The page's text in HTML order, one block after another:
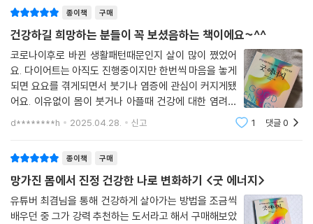
큰 차이가 있다. 세포가 해야 하는 일의 종류와 그 일을 하는 데 필요한 에
드리아만 있다.
--- 「ATP, 생명을 위해 지불하는 에너지 화폐」 중에서
우리가 햇빛으로 만들어진다는 말은 비유가 아니다. 우리가 음식으로 섭취
하는 거의 모든 에너지는 태양에서 직접적으로 나온다. 우리 대부분에게
광합성은 중학교 때 배웠다가 금방 잊어버린 용어다. 하지만 이 기적적인
이동하여 전달된 에너지는 식물에서 생성된 포도당 분자의 화학적 결합 속
에 저장된다. 육식 위주의 식단을 고수하더라도 우리가 먹는 많은 동물은
초식동물이므로 우리가 음식에서 얻는 에너지의 대부분은 태양에서 유래
한다. 태양은 우리 생명의 원천이다.
찰을 전달하는 데 그치지 않고, 독자가 지금 당장 실천할 수 있는 행동 전략
을 함께 보여줬다는 데 있다. 신체에서 좋은 에너지를 생성할 수 있도록 돕
는 ‘4주 계획’과 영양소 중심의 식단 가이드 등은 일상에서 누구나 도전해
볼 수 있는 것들이다.
몸이 아픈데도 ‘딱히 병이 없다’는 말을 들은 분들이나, 매일 피로하고 불안
한데 살은 빠지지 않는 분들, 약을 꾸준히 먹고 있지만 나아지는 기미가 없
는 분들, 병 없이 오래 살고 싶다는 분들이라면 이 책에서 건강한 삶을 위한
[이런 독자에게 권합니다]
다양한 증상이 있지만 “딱히 병은 없다”는 말을 자주 듣는 분
종이책 구매
건강하길 희망하는 분들이 꼭 보셨음하는 책이에요~^^
코로나이후로 바뀐 생활패턴때문인지 살이 많이 쪘었어
요. 다이어트는 아직도 진행중이지만 한번씩 마음을 놓게
되면 요요를 겪게되면서 붓기나 염증에 관심이 커지게됐
어요. 이유없이 몸이 붓거나 아플때 건강에 대한 염려가
커지곤 했는데 그 답을 이 책에서 찾고 싶었나봐요.망가진
d********h 2025.04.28. 신고 1 댓글0
종이책 구매
망가진 몸에서 진정 건강한 나로 변화하기 <굿 에너지>
유튜버 최겸님을 통해 건강하게 살아가는 방법을 조금씩
배우던 중 그가 강력 추천하는 도서라고 해서 구매해보았